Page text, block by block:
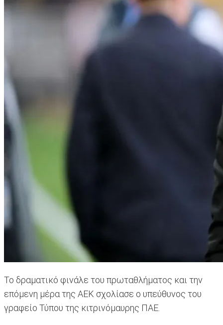
Το δραματικό φινάλε του πρωταθλήματος και την
επόμενη μέρα της ΑΕΚ σχολίασε ο υπεύθυνος του
γραφείο Τύπου της κιτρινόμαυρης ΠΑΕ.